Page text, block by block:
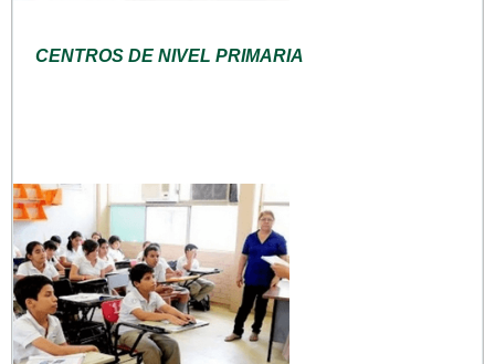
CENTROS DE NIVEL PRIMARIA